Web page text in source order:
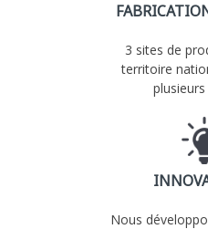
3 sites de
territoire
Nous